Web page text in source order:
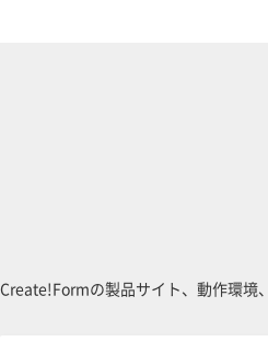
Create!Formの製品サイト、動作環境